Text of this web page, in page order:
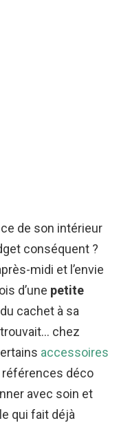
de son intérieur
conséquent ?
midi et l’envie
d’une petite
cachet à sa
chez
accessoires
déco
avec soin et
qui fait déjà